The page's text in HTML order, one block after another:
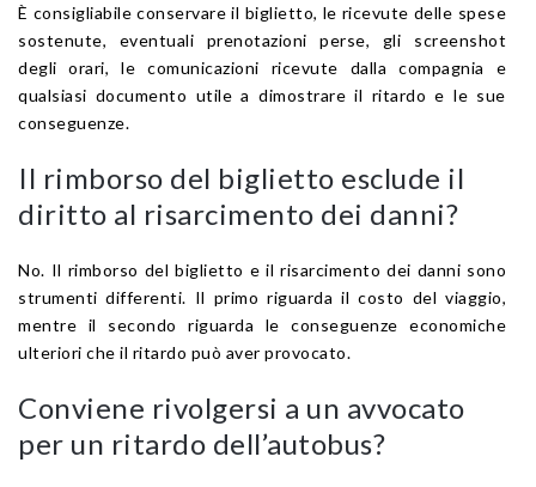
È consigliabile conservare il biglietto, le ricevute delle spese
sostenute, eventuali prenotazioni perse, gli screenshot
degli orari, le comunicazioni ricevute dalla compagnia e
qualsiasi documento utile a dimostrare il ritardo e le sue
conseguenze.
Il rimborso del biglietto esclude il
diritto al risarcimento dei danni?
No. Il rimborso del biglietto e il risarcimento dei danni sono
strumenti differenti. Il primo riguarda il costo del viaggio,
mentre il secondo riguarda le conseguenze economiche
ulteriori che il ritardo può aver provocato.
Conviene rivolgersi a un avvocato
per un ritardo dell’autobus?